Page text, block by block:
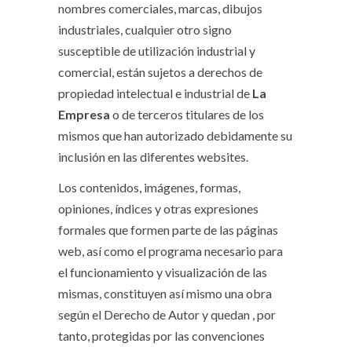
nombres comerciales, marcas, dibujos
industriales, cualquier otro signo
susceptible de utilización industrial y
comercial, están sujetos a derechos de
propiedad intelectual e industrial de La
Empresa o de terceros titulares de los
mismos que han autorizado debidamente su
inclusión en las diferentes websites.
Los contenidos, imágenes, formas,
opiniones, índices y otras expresiones
formales que formen parte de las páginas
web, así como el programa necesario para
el funcionamiento y visualización de las
mismas, constituyen así mismo una obra
según el Derecho de Autor y quedan , por
tanto, protegidas por las convenciones